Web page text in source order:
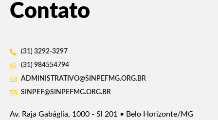
Contato
(31) 3292-3297
(31) 984554794
ADMINISTRATIVO@SINPEFMG.ORG.BR
SINPEF@SINPEFMG.ORG.BR
Av. Raja Gabáglia, 1000 - Sl 201 • Belo Horizonte/MG